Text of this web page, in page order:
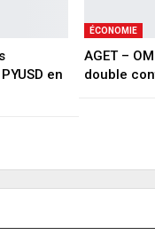
en
ÉCONOMIE
AGET –
double